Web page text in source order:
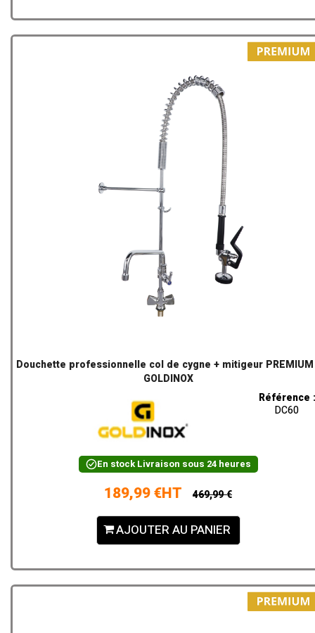
Douchette professionnelle col de cygne + mitigeur
GOLDINOX
Référence :
DC60
En stockLivraison sous 24 heures
189,99 €HT 469,99 €
AJOUTER AU PANIER